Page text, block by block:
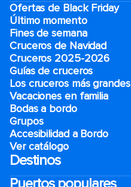
Ofertas de Black Friday
Último momento
Fines de semana
Cruceros de Navidad
Cruceros 2025-2026
Guías de cruceros
Los cruceros más grandes
Vacaciones en familia
Bodas a bordo
Grupos
Accesibilidad a Bordo
Ver catálogo
Destinos